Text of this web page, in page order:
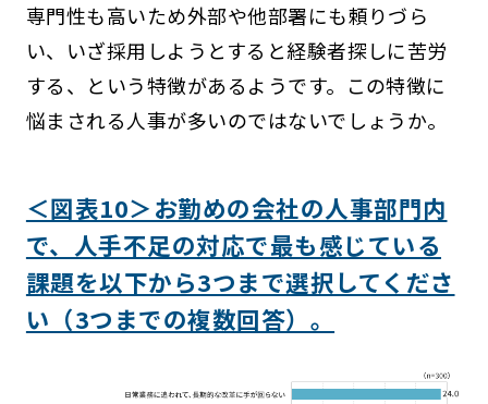
専門性も高いため外部や他部署にも頼りづら
い、いざ採用しようとすると経験者探しに苦労
する、という特徴があるようです。この特徴に
悩まされる人事が多いのではないでしょうか。
＜図表10＞お勤めの会社の人事部門内
で、人手不足の対応で最も感じている
課題を以下から3つまで選択してくださ
い（3つまでの複数回答）。